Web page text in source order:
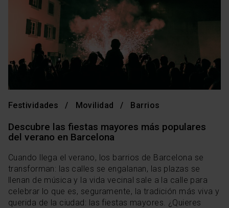
Festividades Movilidad Barrios
Descubre las fiestas mayores más populares
del verano en Barcelona
Cuando llega el verano, los barrios de Barcelona se
transforman: las calles se engalanan, las plazas se
llenan de música y la vida vecinal sale a la calle para
celebrar lo que es, seguramente, la tradición más viva y
querida de la ciudad: las fiestas mayores. ¿Quieres